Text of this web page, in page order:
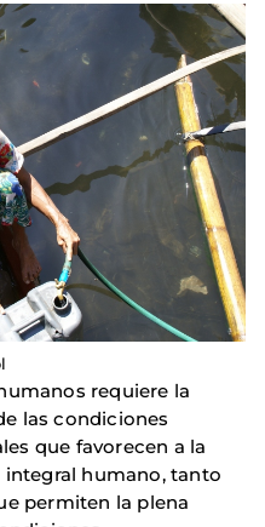
requiere la
las condiciones
que favorecen a la
humano, tanto
permiten la plena